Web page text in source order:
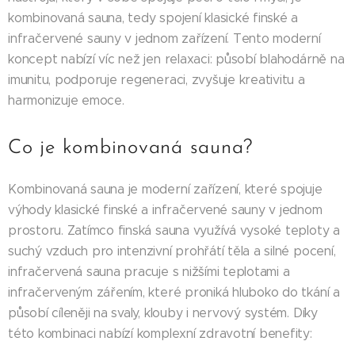
kombinovaná sauna, tedy spojení klasické finské a
infračervené sauny v jednom zařízení. Tento moderní
koncept nabízí víc než jen relaxaci: působí blahodárně na
imunitu, podporuje regeneraci, zvyšuje kreativitu a
harmonizuje emoce.
Co je kombinovaná sauna?
Kombinovaná sauna je moderní zařízení, které spojuje
výhody klasické finské a infračervené sauny v jednom
prostoru. Zatímco finská sauna využívá vysoké teploty a
suchý vzduch pro intenzivní prohřátí těla a silné pocení,
infračervená sauna pracuje s nižšími teplotami a
infračerveným zářením, které proniká hluboko do tkání a
působí cíleněji na svaly, klouby i nervový systém. Díky
této kombinaci nabízí komplexní zdravotní benefity: